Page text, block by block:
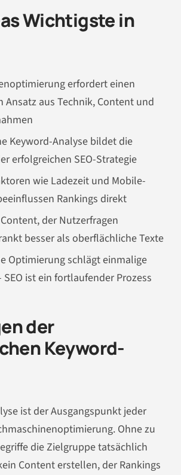
Wichtigste in
erfordert einen
Ansatz aus Technik, Content und
Keyword-Analyse bildet die
erfolgreichen SEO-Strategie
wie Ladezeit und Mobile-
Rankings direkt
der Nutzerfragen
besser als oberflächliche Texte
Optimierung schlägt einmalige
SEO ist ein fortlaufender Prozess
der
Keyword-
ist der Ausgangspunkt jeder
Ohne zu
die Zielgruppe tatsächlich
Content erstellen, der Rankings